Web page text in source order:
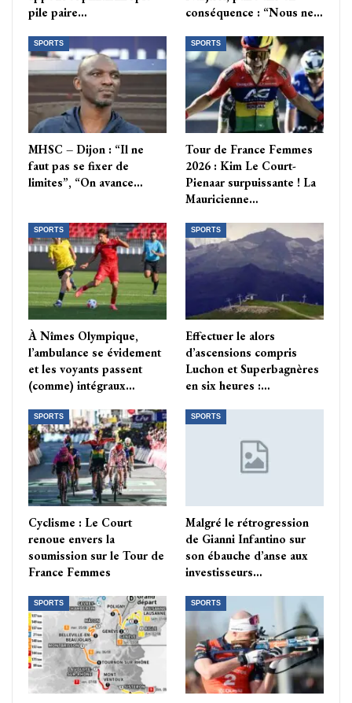
pile paire…
conséquence : “Nous ne…
SPORTS
MHSC – Dijon : “Il ne
faut pas se fixer de
limites”, “On avance…
SPORTS
Tour de France Femmes
2026 : Kim Le Court-
Pienaar surpuissante ! La
Mauricienne…
SPORTS
À Nîmes Olympique,
l’ambulance se évidement
et les voyants passent
(comme) intégraux…
SPORTS
Effectuer le alors
d’ascensions compris
Luchon et Superbagnères
en six heures :…
SPORTS
Cyclisme : Le Court
renoue envers la
soumission sur le Tour de
France Femmes
SPORTS
Malgré le rétrogression
de Gianni Infantino sur
son ébauche d’anse aux
investisseurs…
SPORTS SPORTS